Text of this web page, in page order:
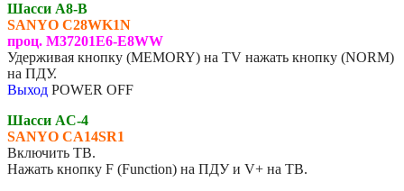
Шасси A8-B
SANYO C28WK1N
проц. M37201E6-E8WW
Удерживая кнопку (MEMORY) на TV нажать кнопку (NORM)
на ПДУ.
Выход POWER OFF
Шасси AC-4
SANYO CA14SR1
Включить ТВ.
Нажать кнопку F (Function) на ПДУ и V+ на ТВ.